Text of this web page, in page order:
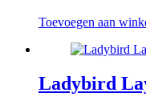
Toevoegen aan
Ladybird